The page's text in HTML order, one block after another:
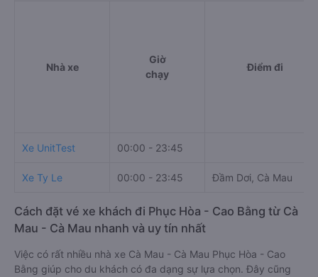
Nhà xe
Giờ
chạy
Điểm đi
Xe UnitTest 00:00 - 23:45
Xe Ty Le 00:00 - 23:45 Đầm Dơi, Cà Mau
Cách đặt vé xe khách đi Phục Hòa - Cao Bằng từ Cà
Mau - Cà Mau nhanh và uy tín nhất
Việc có rất nhiều nhà xe Cà Mau - Cà Mau Phục Hòa - Cao
Bằng giúp cho du khách có đa dạng sự lựa chọn. Đây cũng